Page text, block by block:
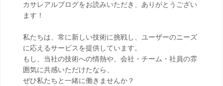
カサレアルブログをお読みいただき、ありがとうござい
ます！
私たちは、常に新しい技術に挑戦し、ユーザーのニーズ
に応えるサービスを提供しています。
もし、当社の技術への情熱や、会社・チーム・社員の雰
囲気に共感いただけたなら、
ぜひ私たちと一緒に働きませんか？